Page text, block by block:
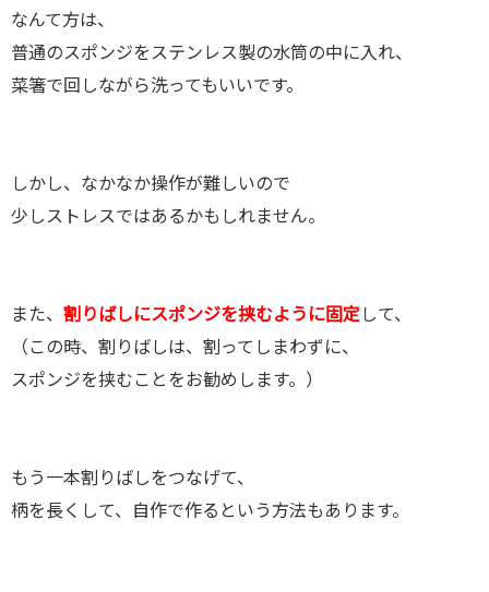
なんて方は、
普通のスポンジをステンレス製の水筒の中に入れ、
菜箸で回しながら洗ってもいいです。
しかし、なかなか操作が難しいので
少しストレスではあるかもしれません。
また、 割りばしにスポンジを挟むように固定 して、
（この時、割りばしは、割ってしまわずに、
スポンジを挟むことをお勧めします。）
もう一本割りばしをつなげて、
柄を長くして、自作で作るという方法もあります。